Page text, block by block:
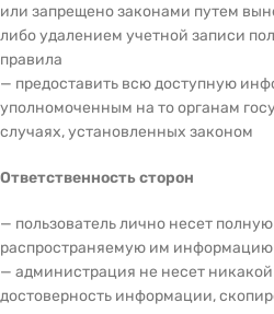
или запрещено законами путем
либо удалением учетной записи
правила
— предоставить всю доступную
уполномоченным на то органам
случаях, установленных законом
Ответственность сторон
— пользователь лично несет
распространяемую им информацию
— администрация не несет никакой
достоверность информации,